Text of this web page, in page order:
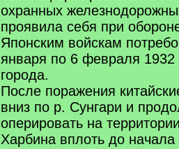
охранных
проявила себя при
Японским войскам
января по 6 февраля 1932
города.
После поражения
вниз по р. Сунгари и
оперировать на
Харбина вплоть до начала